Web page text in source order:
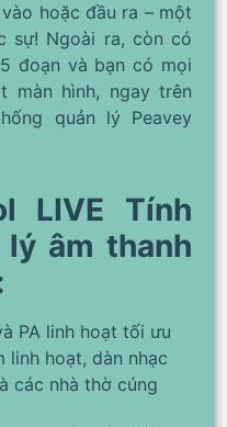
hoặc đầu ra – một
sự! Ngoài ra, còn có
đoạn và bạn có mọi
màn hình, ngay trên
quản lý Peavey
LIVE Tính
âm thanh
PA linh hoạt tối ưu
linh hoạt, dàn nhạc
các nhà thờ cúng